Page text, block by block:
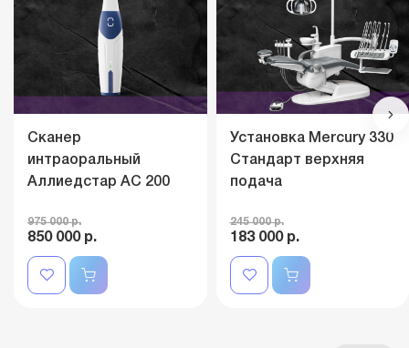
Сканер
интраоральный
Аллиедстар АС 200
975 000 р.
850 000 р.
Установка Mercury 330
Стандарт верхняя
подача
245 000 р.
183 000 р.